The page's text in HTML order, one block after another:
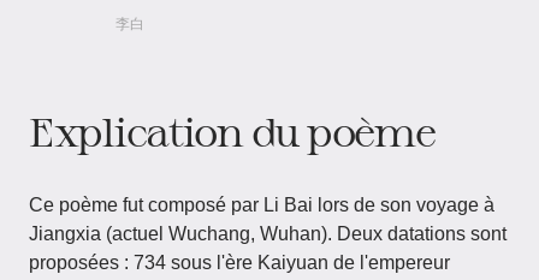
李白
Explication du poème
Ce poème fut composé par Li Bai lors de son voyage à
Jiangxia (actuel Wuchang, Wuhan). Deux datations sont
proposées : 734 sous l'ère Kaiyuan de l'empereur